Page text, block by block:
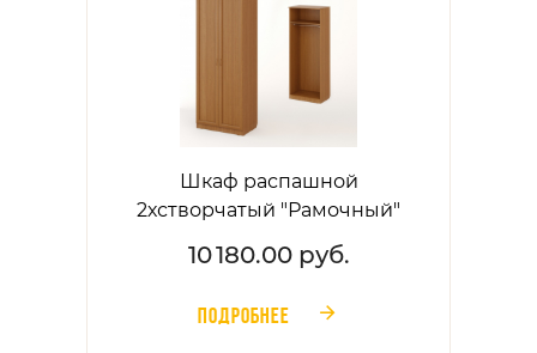
Шкаф распашной
2хстворчатый "Рамочный"
10 180.00 руб.
ПОДРОБНЕЕ 󰁔